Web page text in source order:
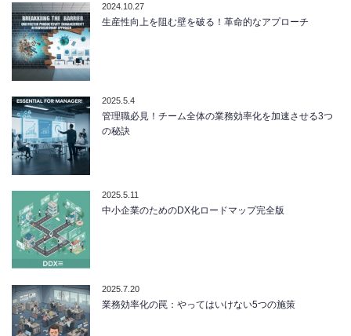
2024.10.27
生産性向上を阻む壁を破る！革命的なアプローチ
2025.5.4
管理職必見！チーム全体の業務効率化を加速させる3つ
の秘訣
2025.5.11
中小企業のためのDX化ロードマップ完全版
2025.7.20
業務効率化の罠：やってはいけない5つの施策